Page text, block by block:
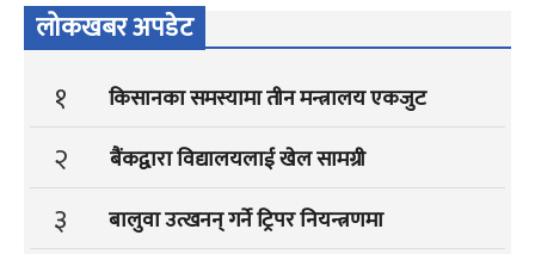
लोकखबर अपडेट
१ किसानका समस्यामा तीन मन्त्रालय एकजुट
२ बैंकद्वारा विद्यालयलाई खेल सामग्री
३ बालुवा उत्खनन् गर्ने ट्रिपर नियन्त्रणमा